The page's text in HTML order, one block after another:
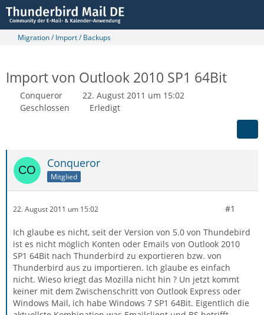
Migration / Import / Backups
Import von Outlook 2010 SP1 64Bit
Conqueror
22. August 2011 um 15:02
Geschlossen
Erledigt
Conqueror
Mitglied
22. August 2011 um 15:02 #1
Ich glaube es nicht, seit der Version von 5.0 von Thundebird
ist es nicht möglich Konten oder Emails von Outlook 2010
SP1 64Bit nach Thunderbird zu exportieren bzw. von
Thunderbird aus zu importieren. Ich glaube es einfach
nicht. Wieso kriegt das Mozilla nicht hin ? Un jetzt kommt
keiner mit dem Zwischenschritt von Outlook Express oder
Windows Mail, ich habe Windows 7 SP1 64Bit. Eigentlich die